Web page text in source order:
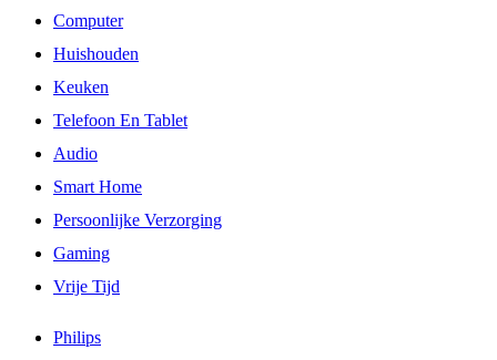
Computer
Huishouden
Keuken
Telefoon En Tablet
Audio
Smart Home
Persoonlijke Verzorging
Gaming
Vrije Tijd
Philips